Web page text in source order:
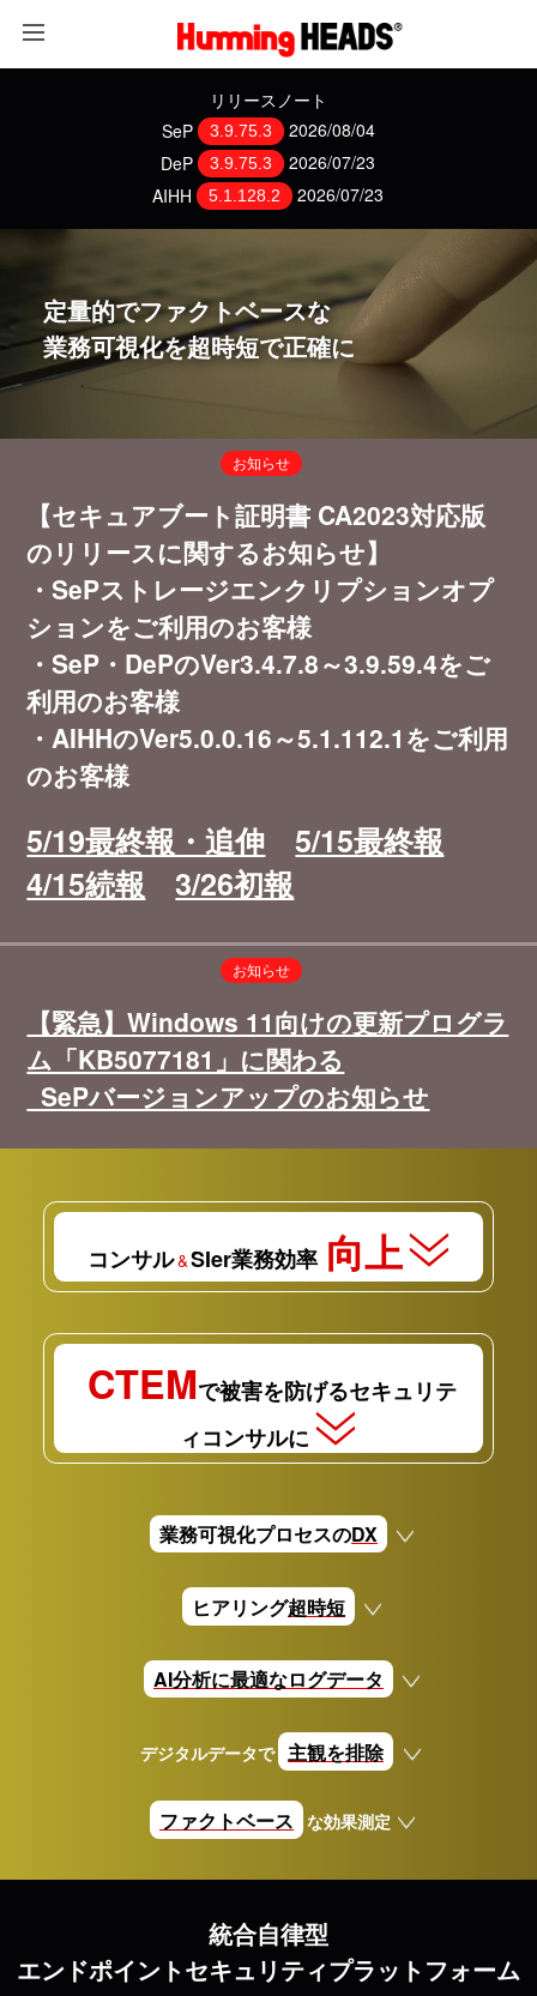
リリースノート
SeP
3.9.75.3
2026/08/04
DeP
3.9.75.3
2026/07/23
AIHH
5.1.128.2 2026/07/23
定量的でファクトベースな
業務可視化を超時短で正確に
お知らせ
【セキュアブート証明書 CA2023対応版
のリリースに関するお知らせ】
・SePストレージエンクリプションオプ
ションをご利用のお客様
・SeP・DePのVer3.4.7.8～3.9.59.4をご
利用のお客様
・AIHHのVer5.0.0.16～5.1.112.1をご利用
のお客様
5/19最終報・追伸
5/15最終報
4/15続報
3/26初報
お知らせ
【緊急】Windows 11向けの更新プログラ
ム「KB5077181」に関わる
SePバージョンアップのお知らせ
コンサル&SIer業務効率 向上
CTEMで被害を防げるセキュリテ
ィコンサルに
業務可視化プロセスのDX
ヒアリング超時短
AI分析に最適なログデータ
デジタルデータで 主観を排除
ファクトベース な効果測定
統合自律型
エンドポイントセキュリティプラットフォーム